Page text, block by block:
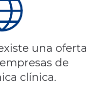
una oferta
de
clínica.